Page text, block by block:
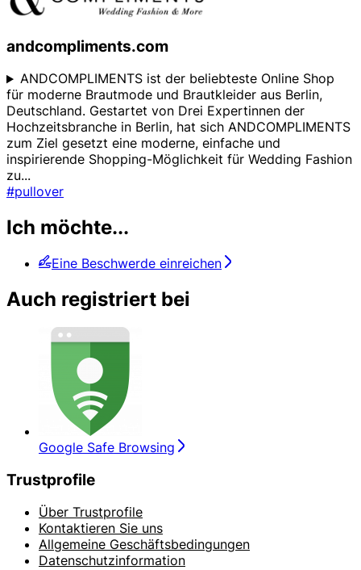
andcompliments.com
ANDCOMPLIMENTS ist der beliebteste Online Shop
für moderne Brautmode und Brautkleider aus Berlin,
Deutschland. Gestartet von Drei Expertinnen der
Hochzeitsbranche in Berlin, hat sich ANDCOMPLIMENTS
zum Ziel gesetzt eine moderne, einfache und
inspirierende Shopping-Möglichkeit für Wedding Fashion
zu...
#pullover
Ich möchte...
Eine Beschwerde einreichen
Auch registriert bei
Google Safe Browsing
Trustprofile
Über Trustprofile
Kontaktieren Sie uns
Allgemeine Geschäftsbedingungen
Datenschutzinformation